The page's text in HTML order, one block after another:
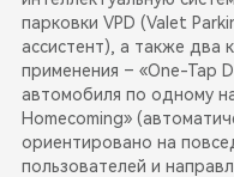
парковки VPD (Valet
ассистент), а также два
применения – «One-Tap
автомобиля по одному
Homecoming»
ориентировано на
пользователей и